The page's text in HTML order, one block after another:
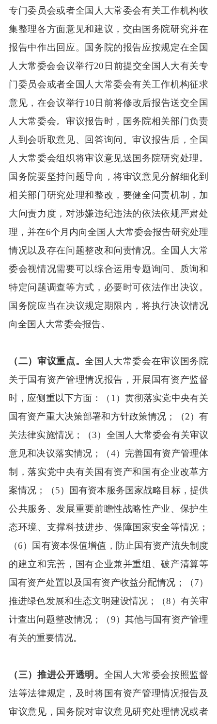
专门委员会或者全国人大常委会有关工作机构收
集整理各方面意见和建议，交由国务院研究并在
报告中作出回应。国务院的报告应按规定在全国
人大常委会会议举行20日前提交全国人大有关专
门委员会或者全国人大常委会有关工作机构征求
意见，在会议举行10日前将修改后报告送交全国
人大常委会。审议报告时，国务院相关部门负责
人到会听取意见、回答询问。审议报告后，全国
人大常委会组织将审议意见送国务院研究处理。
国务院要坚持问题导向，将审议意见分解细化到
相关部门研究处理和整改，要健全问责机制，加
大问责力度，对涉嫌违纪违法的依法依规严肃处
理，并在6个月内向全国人大常委会报告研究处理
情况以及存在问题整改和问责情况。全国人大常
委会视情况需要可以综合运用专题询问、质询和
特定问题调查等方式，必要时可依法作出决议。
国务院应当在决议规定期限内，将执行决议情况
向全国人大常委会报告。
（二）审议重点。全国人大常委会在审议国务院
关于国有资产管理情况报告，开展国有资产监督
时，应侧重以下方面：（1）贯彻落实党中央有关
国有资产重大决策部署和方针政策情况；（2）有
关法律实施情况；（3）全国人大常委会有关审议
意见和决议落实情况；（4）完善国有资产管理体
制，落实党中央有关国有资产和国有企业改革方
案情况；（5）国有资本服务国家战略目标，提供
公共服务、发展重要前瞻性战略性产业、保护生
态环境、支撑科技进步、保障国家安全等情况；
（6）国有资本保值增值，防止国有资产流失制度
的建立和完善，国有企业兼并重组、破产清算等
国有资产处置以及国有资产收益分配情况；（7）
推进绿色发展和生态文明建设情况；（8）有关审
计查出问题整改情况；（9）其他与国有资产管理
有关的重要情况。
（三）推进公开透明。 全国人大常委会按照监督
法等法律规定，及时将国有资产管理情况报告及
审议意见，国务院对审议意见研究处理情况或者